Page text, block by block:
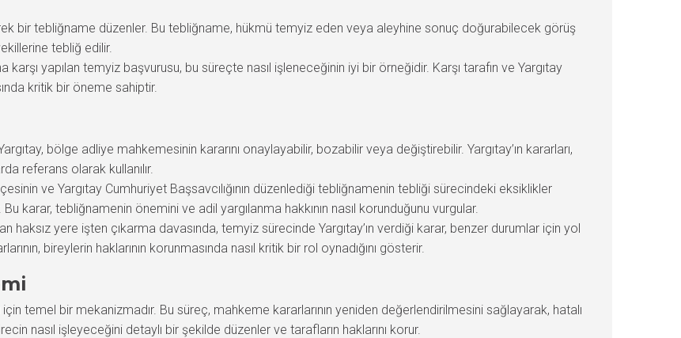
bir tebliğname düzenler. Bu tebliğname, hükmü temyiz eden veya aleyhine sonuç doğurabilecek görüş
tebliğ edilir.
yapılan temyiz başvurusu, bu süreçte nasıl işleneceğinin iyi bir örneğidir. Karşı tarafın ve Yargıtay
kritik bir öneme sahiptir.
bölge adliye mahkemesinin kararını onaylayabilir, bozabilir veya değiştirebilir. Yargıtay’ın kararları,
referans olarak kullanılır.
ve Yargıtay Cumhuriyet Başsavcılığının düzenlediği tebliğnamenin tebliği sürecindeki eksiklikler
karar, tebliğnamenin önemini ve adil yargılanma hakkının nasıl korunduğunu vurgular.
yere işten çıkarma davasında, temyiz sürecinde Yargıtay’ın verdiği karar, benzer durumlar için yol
bireylerin haklarının korunmasında nasıl kritik bir rol oynadığını gösterir.
temel bir mekanizmadır. Bu süreç, mahkeme kararlarının yeniden değerlendirilmesini sağlayarak, hatalı
nasıl işleyeceğini detaylı bir şekilde düzenler ve tarafların haklarını korur.